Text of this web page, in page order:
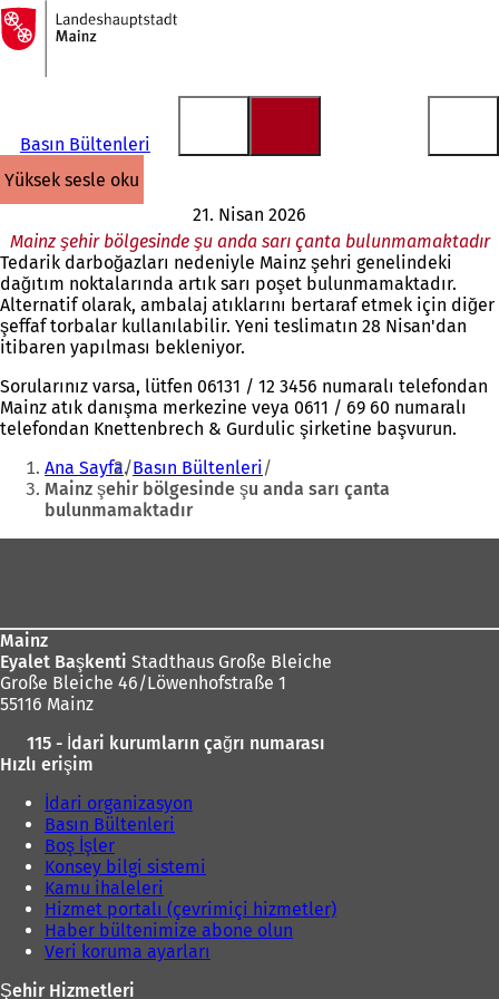
İçeriğe atla
Ana
sayfaya
Basın Bültenleri
yüksek sesle oku
21. Nisan 2026
Mainz şehir bölgesinde şu anda sarı çanta bulunmamaktadır
Tedarik darboğazları nedeniyle Mainz şehri genelindeki
dağıtım noktalarında artık sarı poşet bulunmamaktadır.
Alternatif olarak, ambalaj atıklarını bertaraf etmek için diğer
şeffaf torbalar kullanılabilir. Yeni teslimatın 28 Nisan'dan
itibaren yapılması bekleniyor.
Sorularınız varsa, lütfen 06131 / 12 3456 numaralı telefondan
Mainz atık danışma merkezine veya 0611 / 69 60 numaralı
telefondan Knettenbrech & Gurdulic şirketine başvurun.
Buradasınız:
Ana Sayfa Basın Bültenleri
Mainz şehir bölgesinde şu anda sarı çanta
bulunmamaktadır
Mainz
Eyalet Başkenti Stadthaus Große Bleiche
Große Bleiche 46/Löwenhofstraße 1
55116 Mainz
115 - İdari kurumların çağrı numarası
Hızlı erişim
İdari organizasyon
Basın Bültenleri
Boş İşler
Konsey bilgi sistemi
Kamu ihaleleri
Hizmet portalı (çevrimiçi hizmetler)
Haber bültenimize abone olun
Veri koruma ayarları
Şehir Hizmetleri